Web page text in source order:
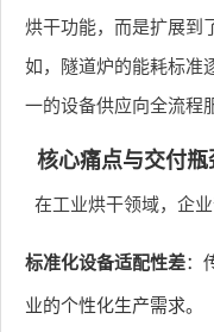
烘干功能，而是扩展到
如，隧道炉的能耗标准
一的设备供应向全流程
核心痛点与交付
在工业烘干领域，企
标准化设备适配性差：
业的个性化生产需求。